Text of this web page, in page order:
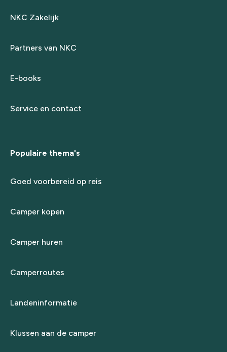
NKC Zakelijk
Partners van NKC
E-books
Service en contact
Populaire thema's
Goed voorbereid op reis
Camper kopen
Camper huren
Camperroutes
Landeninformatie
Klussen aan de camper